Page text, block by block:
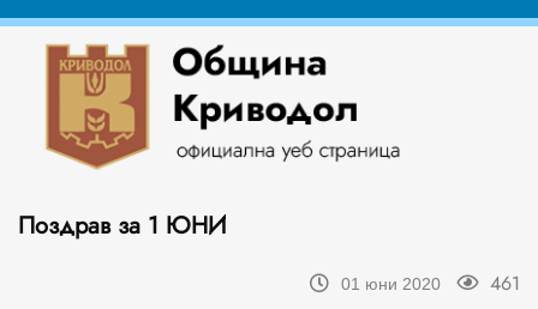
Поздрав за 1 ЮНИ
01 юни 2020 461